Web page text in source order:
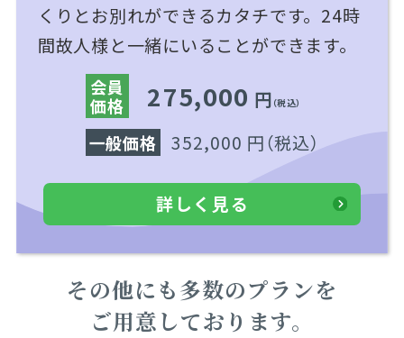
くりとお別れができるカタチです。24時
間故人様と一緒にいることができます。
会員
価格
275,000 円 （税込）
一般価格 352,000 円 （税込）
詳しく見る
その他にも多数のプランを
ご用意しております。